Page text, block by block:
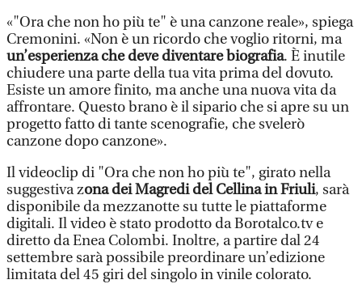
«"Ora che non ho più te" è una canzone reale», spiega
Cremonini. «Non è un ricordo che voglio ritorni, ma
un’esperienza che deve diventare biografia. È inutile
chiudere una parte della tua vita prima del dovuto.
Esiste un amore finito, ma anche una nuova vita da
affrontare. Questo brano è il sipario che si apre su un
progetto fatto di tante scenografie, che svelerò
canzone dopo canzone».
Il videoclip di "Ora che non ho più te", girato nella
suggestiva zona dei Magredi del Cellina in Friuli, sarà
disponibile da mezzanotte su tutte le piattaforme
digitali. Il video è stato prodotto da Borotalco.tv e
diretto da Enea Colombi. Inoltre, a partire dal 24
settembre sarà possibile preordinare un’edizione
limitata del 45 giri del singolo in vinile colorato.